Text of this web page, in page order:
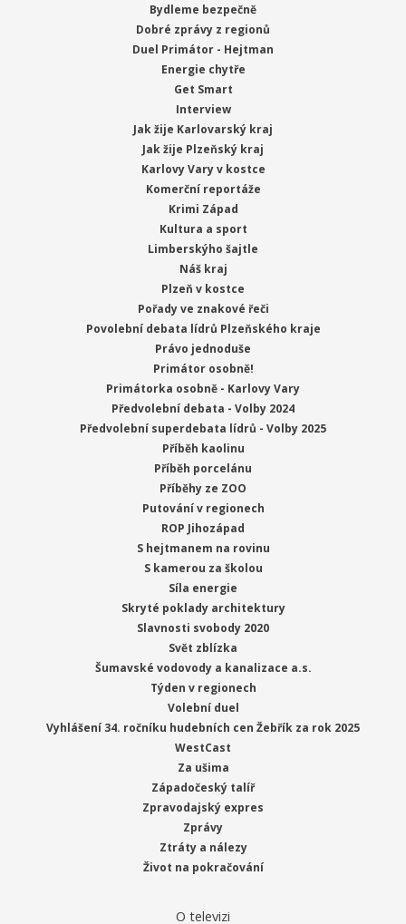
Bydleme bezpečně
Dobré zprávy z regionů
Duel Primátor - Hejtman
Energie chytře
Get Smart
Interview
Jak žije Karlovarský kraj
Jak žije Plzeňský kraj
Karlovy Vary v kostce
Komerční reportáže
Krimi Západ
Kultura a sport
Limberskýho šajtle
Náš kraj
Plzeň v kostce
Pořady ve znakové řeči
Povolební debata lídrů Plzeňského kraje
Právo jednoduše
Primátor osobně!
Primátorka osobně - Karlovy Vary
Předvolební debata - Volby 2024
Předvolební superdebata lídrů - Volby 2025
Příběh kaolinu
Příběh porcelánu
Příběhy ze ZOO
Putování v regionech
ROP Jihozápad
S hejtmanem na rovinu
S kamerou za školou
Síla energie
Skryté poklady architektury
Slavnosti svobody 2020
Svět zblízka
Šumavské vodovody a kanalizace a.s.
Týden v regionech
Volební duel
Vyhlášení 34. ročníku hudebních cen Žebřík za rok 2025
WestCast
Za ušima
Západočeský talíř
Zpravodajský expres
Zprávy
Ztráty a nálezy
Život na pokračování
O televizi